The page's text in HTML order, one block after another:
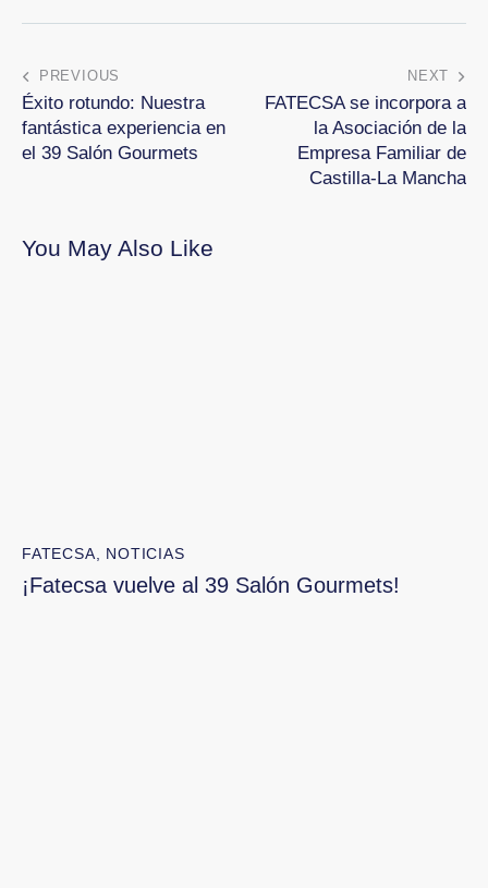
PREVIOUS
Éxito rotundo: Nuestra
fantástica experiencia en
el 39 Salón Gourmets
NEXT
FATECSA se incorpora a
la Asociación de la
Empresa Familiar de
Castilla-La Mancha
You May Also Like
FATECSA, NOTICIAS
¡Fatecsa vuelve al 39 Salón Gourmets!